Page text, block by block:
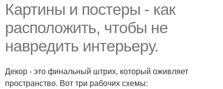
Картины и постеры - как
расположить, чтобы не
навредить интерьеру.
Декор - это финальный штрих, который оживляет
пространство. Вот три рабочих схемы: